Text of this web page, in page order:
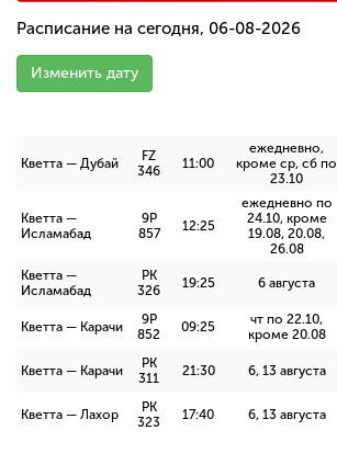
Расписание на сегодня, 06-08-2026
Изменить дату
Кветта — Дубай
FZ
346
11:00
ежедневно,
кроме ср, сб по
23.10
Кветта —
Исламабад
9P
857
12:25
ежедневно по
24.10, кроме
19.08, 20.08,
26.08
Кветта —
Исламабад
PK
326
19:25 6 августа
Кветта — Карачи
9P
852
09:25
чт по 22.10,
кроме 20.08
Кветта — Карачи
PK
311
21:30 6, 13 августа
Кветта — Лахор
PK
323
17:40 6, 13 августа